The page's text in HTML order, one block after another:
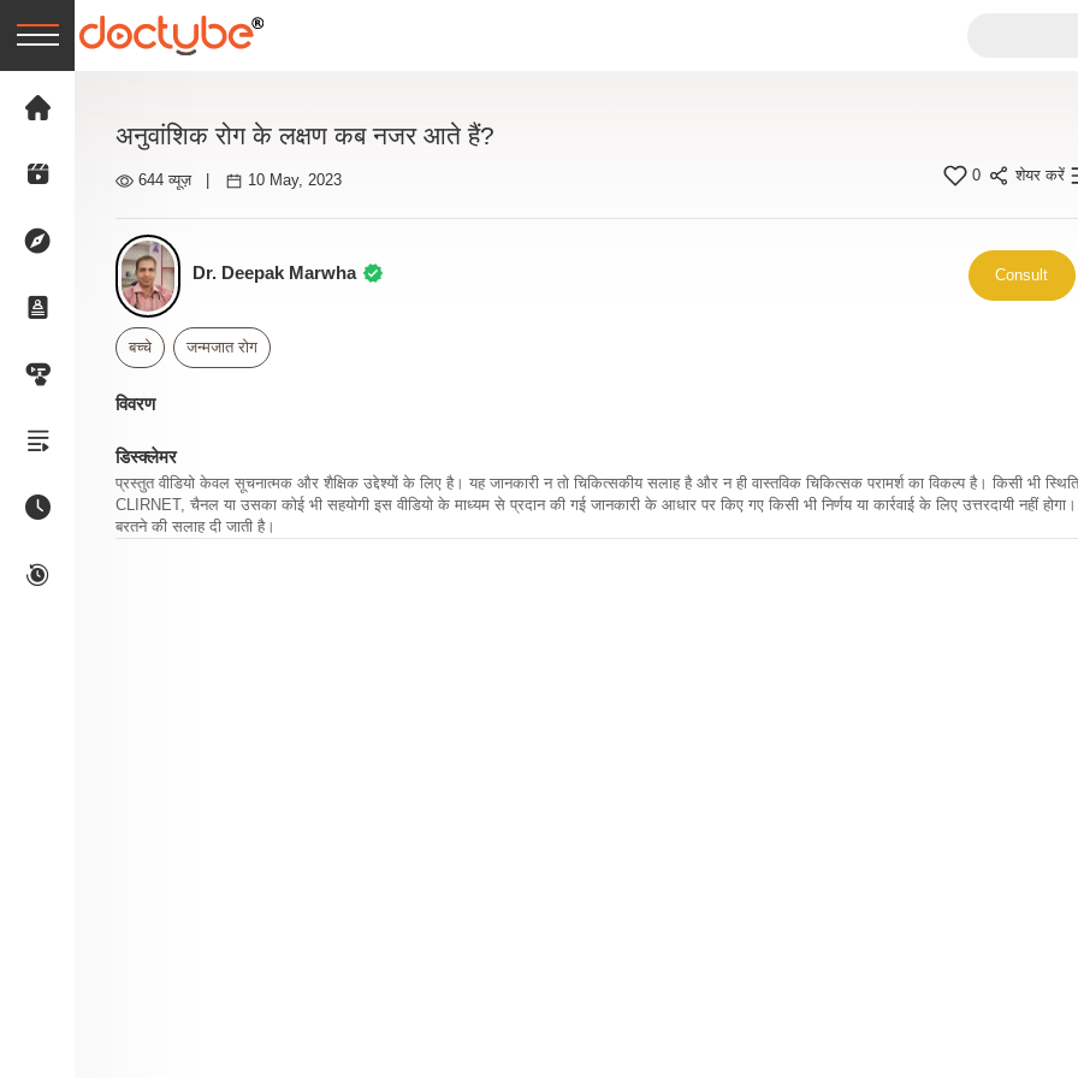
अनुवांशिक रोग के लक्षण कब नजर आते हैं?
644 व्यूज़ 10 May, 2023 0 शेयर करें
Dr. Deepak Marwha Consult
बच्चे जन्मजात रोग
विवरण
डिस्क्लेमर
प्रस्तुत वीडियो केवल सूचनात्मक और शैक्षिक उद्देश्यों के लिए है। यह जानकारी न तो चिकित्सकीय सलाह है और न ही वास्तविक चिकित्सक परामर्श का विकल्प है। किसी भी
CLIRNET, चैनल या उसका कोई भी सहयोगी इस वीडियो के माध्यम से प्रदान की गई जानकारी के आधार पर किए गए किसी भी निर्णय या कार्रवाई के लिए उत्तरदायी नहीं होगा।
बरतने की सलाह दी जाती है।